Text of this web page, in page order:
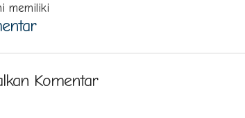
memiliki
Komentar